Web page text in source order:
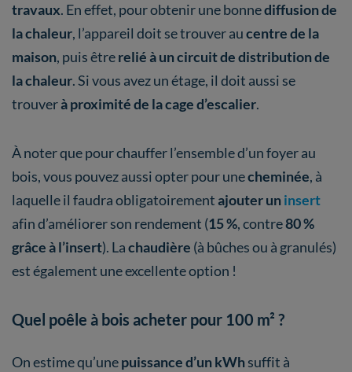
travaux. En effet, pour obtenir une bonnediffusion de
la chaleur, l’appareil doit se trouver aucentre de la
maison, puis êtrerelié à un circuit de distribution de
la chaleur. Si vous avez un étage, il doit aussi se
trouverà proximité de la cage d’escalier.
À noter que pour chauffer l’ensemble d’un foyer au
bois, vous pouvez aussi opter pour unecheminée, à
laquelle il faudra obligatoirementajouter uninsert
afin d’améliorer son rendement (15 %, contre80 %
grâce à l’insert). Lachaudière (à bûches ou à granulés)
est également une excellente option !
Quel poêle à bois acheter pour 100 m² ?
On estime qu’unepuissance d’un kWhsuffit à